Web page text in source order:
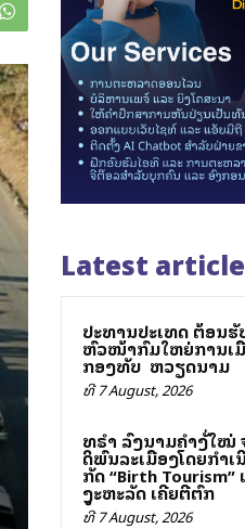
Latest article
ປະທານປະເທດ ຕ້ອນຮັ
ຫົວໜ້າກົມໃຫຍ່ການເ
ກອງທັບ ສສ ຫວຽດນາມ
ທີ 7 August, 2026
ທຣຳ ລົງນາມຄຳສັ່ງໃໝ່
ສິດພົນລະເມືອງໂດຍກຳເນີ
ກັດ “Birth Tourism”
ສູງສະຫະລັດ ເຄີຍຕີຕົກ
ທີ 7 August, 2026